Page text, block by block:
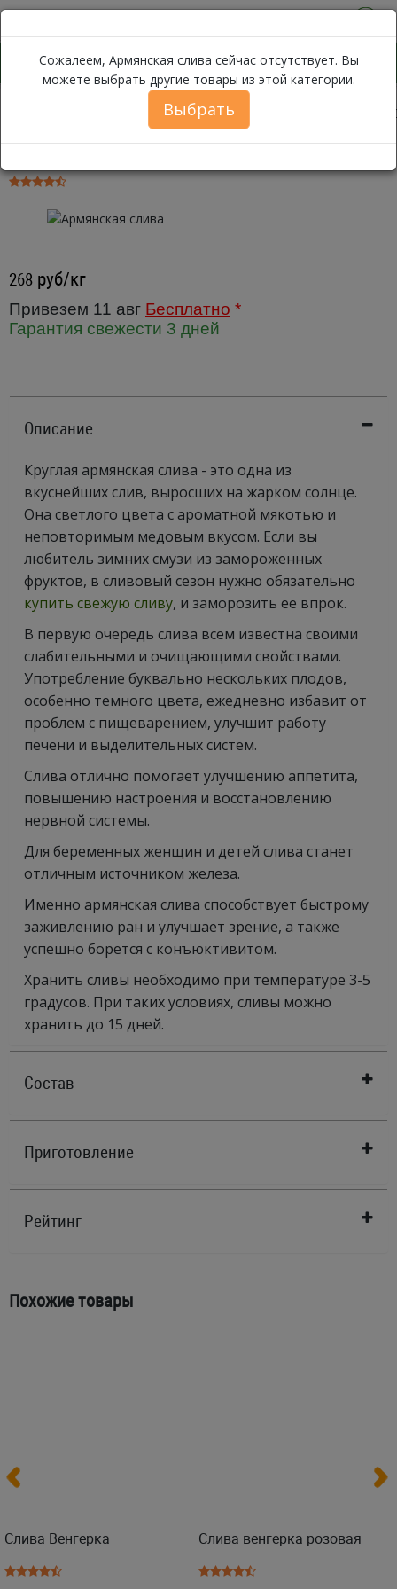
Сливы, Нектарины, Персики, Абрикосы
Сожалеем, Армянская слива сейчас отсутствует. Вы
можете выбрать другие товары из этой категории.
Выбрать
Армянская слива ~ 500г
268 руб/кг
Привезем 11 авг Бесплатно *
Гарантия свежести 3 дней
Описание
Круглая армянская слива - это одна из
вкуснейших слив, выросших на жарком солнце.
Она светлого цвета с ароматной мякотью и
неповторимым медовым вкусом. Если вы
любитель зимних смузи из замороженных
фруктов, в сливовый сезон нужно обязательно
купить свежую сливу, и заморозить ее впрок.
В первую очередь слива всем известна своими
слабительными и очищающими свойствами.
Употребление буквально нескольких плодов,
особенно темного цвета, ежедневно избавит от
проблем с пищеварением, улучшит работу
печени и выделительных систем.
Слива отлично помогает улучшению аппетита,
повышению настроения и восстановлению
нервной системы.
Для беременных женщин и детей слива станет
отличным источником железа.
Именно армянская слива способствует быстрому
заживлению ран и улучшает зрение, а также
успешно борется с конъюктивитом.
Хранить сливы необходимо при температуре 3-5
градусов. При таких условиях, сливы можно
хранить до 15 дней.
Состав
Приготовление
Рейтинг
Похожие товары
Слива Венгерка Слива венгерка розовая